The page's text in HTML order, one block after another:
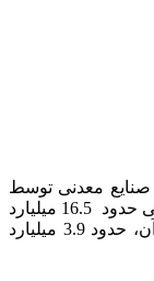
و صنایع معدنی توسط
گروه شرکتهای توسعه معادن و فلزات با ارزشی حدود 16.5 میلیارد
یورو در حال اجراست که سهم «ومعادن» از آن، حدود 3.9 میلیارد